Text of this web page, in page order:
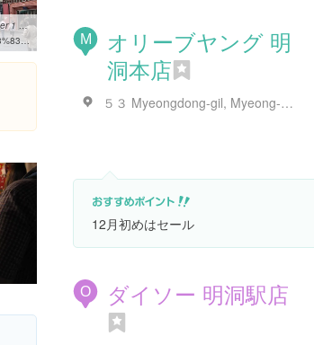
ファイル:Insa-dong 인사동 October 1 2020 20.jpg - Wikipedia
M
オリーブヤング 明
洞本店
５３ Myeongdong-gil, Myeong-dong, Jung-gu, Seoul, 大韓民国
12月初めはセール
O ダイソー 明洞駅店